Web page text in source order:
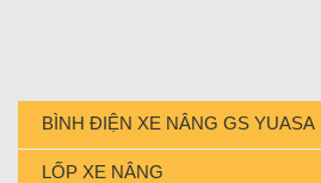
BÌNH ĐIỆN XE NÂNG GS YUASA
LỐP XE NÂNG